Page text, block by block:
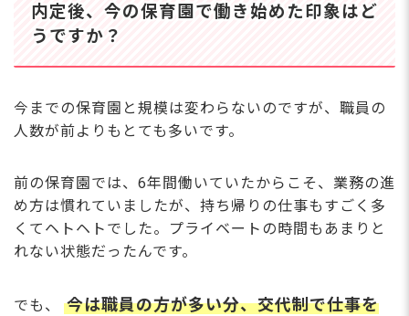
内定後、今の保育園で働き始めた印象はど
うですか？
今までの保育園と規模は変わらないのですが、職員の
人数が前よりもとても多いです。
前の保育園では、6年間働いていたからこそ、業務の進
め方は慣れていましたが、持ち帰りの仕事もすごく多
くてヘトヘトでした。プライベートの時間もあまりと
れない状態だったんです。
でも、
今は職員の方が多い分、交代制で仕事を